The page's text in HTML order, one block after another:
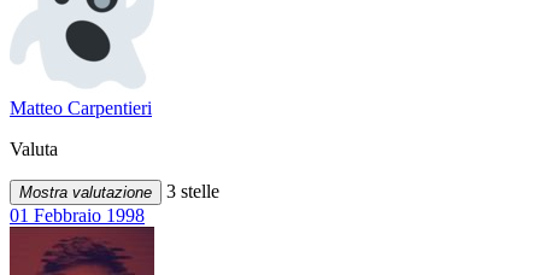
Matteo Carpentieri
Valuta
Mostra valutazione
3 stelle
01 Febbraio 1998